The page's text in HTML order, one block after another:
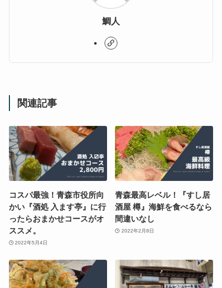
鯛人
関連記事
コスパ最強！青森市役所向
かい『酒処 入ます亭』に行
ったらおまかせコースがオ
ススメ。
2022年5月4日
青森最高レベル！『すし居
酒屋 樽』海鮮を食べるなら
間違いなし
2022年2月8日